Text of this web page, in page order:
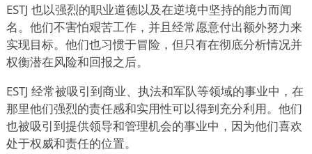
ESTJ 也以强烈的职业道德以及在逆境中坚持的能力而闻
名。他们不害怕艰苦工作，并且经常愿意付出额外努力来
实现目标。他们也习惯于冒险，但只有在彻底分析情况并
权衡潜在风险和回报之后。
ESTJ 经常被吸引到商业、执法和军队等领域的事业中，在
那里他们强烈的责任感和实用性可以得到充分利用。他们
也被吸引到提供领导和管理机会的事业中，因为他们喜欢
处于权威和责任的位置。